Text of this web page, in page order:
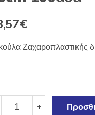
€
Ζαχαροπλαστικής
Σακούλα
Ζαχαροπλαστικής
+